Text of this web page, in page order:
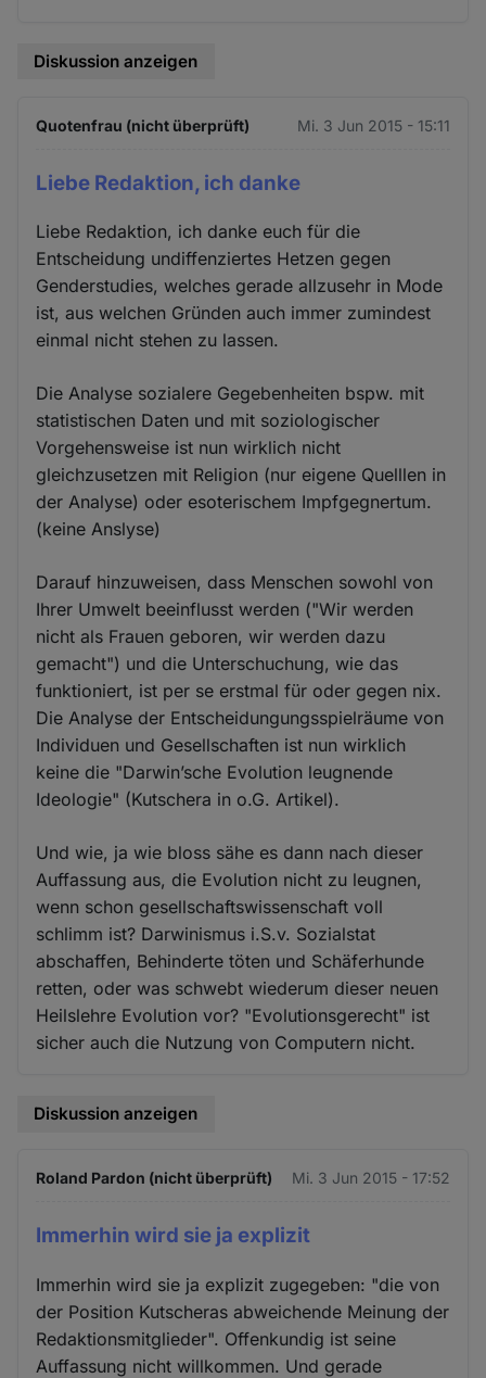
Diskussion anzeigen
Quotenfrau (nicht überprüft) Mi. 3 Jun 2015 - 15:11
Liebe Redaktion, ich danke
Liebe Redaktion, ich danke euch für die
Entscheidung undiffenziertes Hetzen gegen
Genderstudies, welches gerade allzusehr in Mode
ist, aus welchen Gründen auch immer zumindest
einmal nicht stehen zu lassen.
Die Analyse sozialere Gegebenheiten bspw. mit
statistischen Daten und mit soziologischer
Vorgehensweise ist nun wirklich nicht
gleichzusetzen mit Religion (nur eigene Quelllen in
der Analyse) oder esoterischem Impfgegnertum.
(keine Anslyse)
Darauf hinzuweisen, dass Menschen sowohl von
Ihrer Umwelt beeinflusst werden ("Wir werden
nicht als Frauen geboren, wir werden dazu
gemacht") und die Unterschuchung, wie das
funktioniert, ist per se erstmal für oder gegen nix.
Die Analyse der Entscheidungungsspielräume von
Individuen und Gesellschaften ist nun wirklich
keine die "Darwin’sche Evolution leugnende
Ideologie" (Kutschera in o.G. Artikel).
Und wie, ja wie bloss sähe es dann nach dieser
Auffassung aus, die Evolution nicht zu leugnen,
wenn schon gesellschaftswissenschaft voll
schlimm ist? Darwinismus i.S.v. Sozialstat
abschaffen, Behinderte töten und Schäferhunde
retten, oder was schwebt wiederum dieser neuen
Heilslehre Evolution vor? "Evolutionsgerecht" ist
sicher auch die Nutzung von Computern nicht.
Diskussion anzeigen
Roland Pardon (nicht überprüft) Mi. 3 Jun 2015 - 17:52
Immerhin wird sie ja explizit
Immerhin wird sie ja explizit zugegeben: "die von
der Position Kutscheras abweichende Meinung der
Redaktionsmitglieder". Offenkundig ist seine
Auffassung nicht willkommen. Und gerade